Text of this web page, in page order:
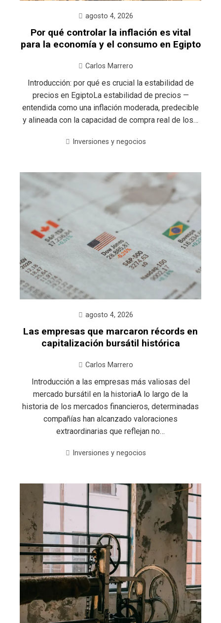
agosto 4, 2026
Por qué controlar la inflación es vital
para la economía y el consumo en Egipto
Carlos Marrero
Introducción: por qué es crucial la estabilidad de
precios en EgiptoLa estabilidad de precios —
entendida como una inflación moderada, predecible
y alineada con la capacidad de compra real de los…
Inversiones y negocios
agosto 4, 2026
Las empresas que marcaron récords en
capitalización bursátil histórica
Carlos Marrero
Introducción a las empresas más valiosas del
mercado bursátil en la historiaA lo largo de la
historia de los mercados financieros, determinadas
compañías han alcanzado valoraciones
extraordinarias que reflejan no…
Inversiones y negocios